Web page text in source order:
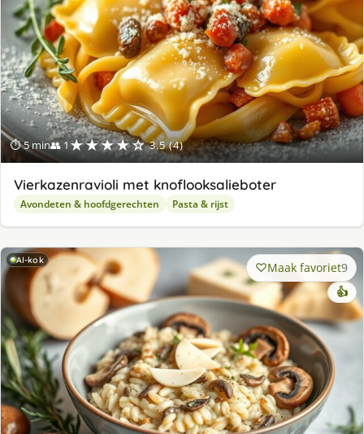
⏱ 5 min👥 1★★★★☆ 3.5 (4)
Vierkazenravioli met knoflooksalieboter
Avondeten & hoofdgerechten Pasta & rijst
AI-kok Maak favoriet9
👍